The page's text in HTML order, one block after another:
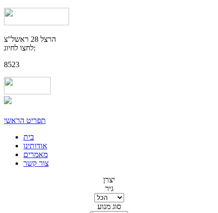
הרצל 28 ראשל"צ
לחצו לחיוג:
8523
תפריט הראשי
בית
אודותינו
מאמרים
צור קשר
יצרן
גיר
סוג מנוע